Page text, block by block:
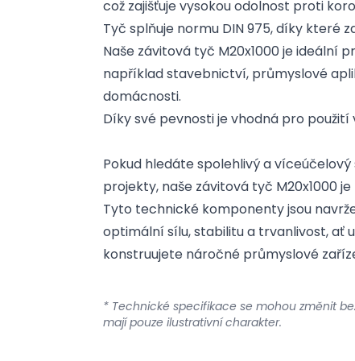
což zajišťuje vysokou odolnost proti
Tyč splňuje normu DIN 975, díky které
Naše závitová tyč M20x1000 je ideální
například stavebnictví, průmyslové
domácnosti.
Díky své pevnosti je vhodná pro
Pokud hledáte spolehlivý a
projekty, naše závitová tyč M20x1000
Tyto technické komponenty jsou
optimální sílu, stabilitu a trvanlivost, ať
konstruujete náročné průmyslové
* Technické specifikace se mohou změnit
mají pouze ilustrativní charakter.